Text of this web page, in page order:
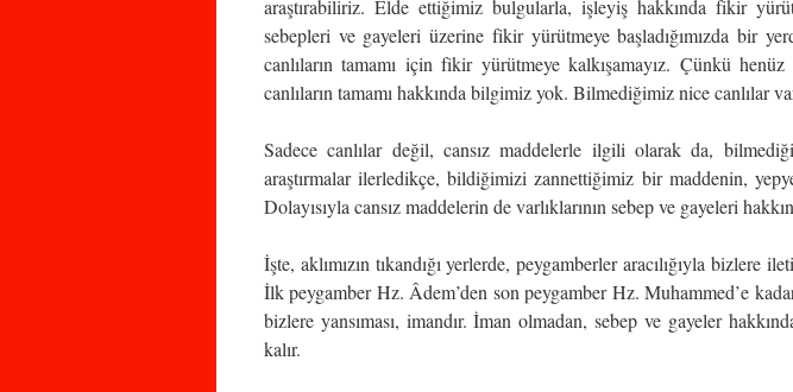
araştırabiliriz. Elde ettiğimiz bulgularla, işleyiş hakkında fikir
sebepleri ve gayeleri üzerine fikir yürütmeye başladığımızda bir
canlıların tamamı için fikir yürütmeye kalkışamayız. Çünkü
canlıların tamamı hakkında bilgimiz yok. Bilmediğimiz nice canlılar
Sadece canlılar değil, cansız maddelerle ilgili olarak da,
araştırmalar ilerledikçe, bildiğimizi zannettiğimiz bir maddenin,
Dolayısıyla cansız maddelerin de varlıklarının sebep ve gayeleri
İşte, aklımızın tıkandığı yerlerde, peygamberler aracılığıyla bizlere
İlk peygamber Hz. Âdem’den son peygamber Hz. Muhammed’e
bizlere yansıması, imandır. İman olmadan, sebep ve gayeler
kalır.